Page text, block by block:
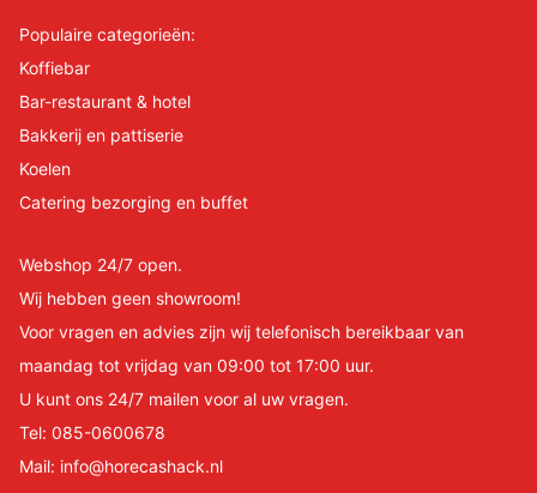
Populaire categorieën:
Koffiebar
Bar-restaurant & hotel
Bakkerij en pattiserie
Koelen
Catering bezorging en buffet
Webshop 24/7 open.
Wij hebben geen showroom!
Voor vragen en advies zijn wij telefonisch bereikbaar van
maandag tot vrijdag van 09:00 tot 17:00 uur.
U kunt ons 24/7 mailen voor al uw vragen.
Tel: 085-0600678
Mail: info@horecashack.nl